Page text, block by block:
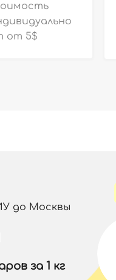
от 5$
до Москвы
за 1 кг